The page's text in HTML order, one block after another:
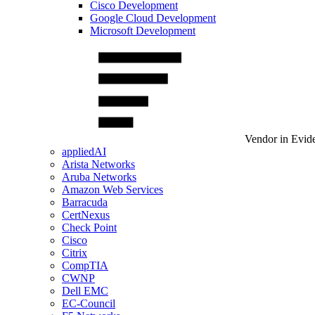
Cisco Development
Google Cloud Development
Microsoft Development
Vendor in
appliedAI
Arista Networks
Aruba Networks
Amazon Web Services
Barracuda
CertNexus
Check Point
Cisco
Citrix
CompTIA
CWNP
Dell EMC
EC-Council